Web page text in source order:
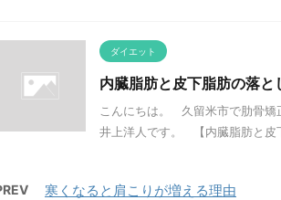
ダイエット
内臓脂肪と皮下脂肪の落と
こんにちは。 久留米市で肋骨矯
井上洋人です。 【内臓脂肪と
寒くなると肩こりが増える理由